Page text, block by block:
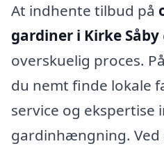
At indhente tilbud på
gardiner i Kirke Såby
overskuelig proces.
du nemt finde lokale
service og ekspertise
gardinhængning. Ved